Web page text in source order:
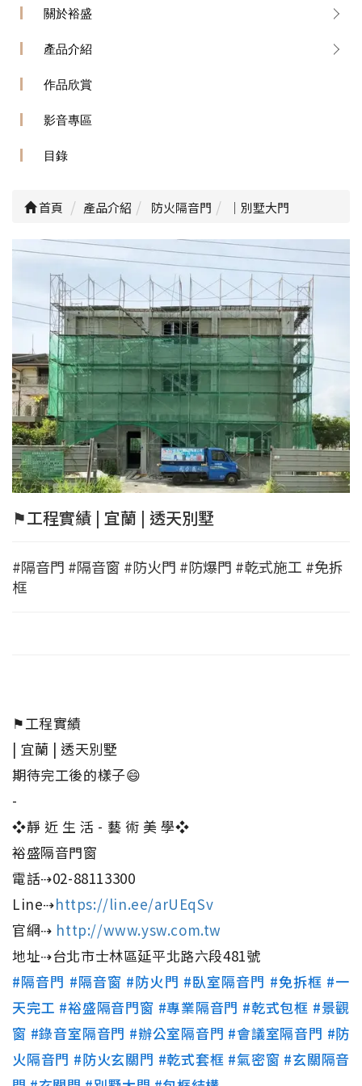
關於裕盛
產品介紹
作品欣賞
影音專區
目錄
首頁 產品介紹 防火隔音門 ｜別墅大門
⚑工程實績 | 宜蘭 | 透天別墅
#隔音門 #隔音窗 #防火門 #防爆門 #乾式施工 #免拆
框
⚑工程實績
| 宜蘭 | 透天別墅
期待完工後的樣子😄
-
❖靜 近 生 活 - 藝 術 美 學❖
裕盛隔音門窗
電話⇢02-88113300
Line⇢https://lin.ee/arUEqSv
官網⇢ http://www.ysw.com.tw
地址⇢台北市士林區延平北路六段481號
#隔音門 #隔音窗 #防火門 #臥室隔音門 #免拆框 #一
天完工 #裕盛隔音門窗 #專業隔音門 #乾式包框 #景觀
窗 #錄音室隔音門 #辦公室隔音門 #會議室隔音門 #防
火隔音門 #防火玄關門 #乾式套框 #氣密窗 #玄關隔音